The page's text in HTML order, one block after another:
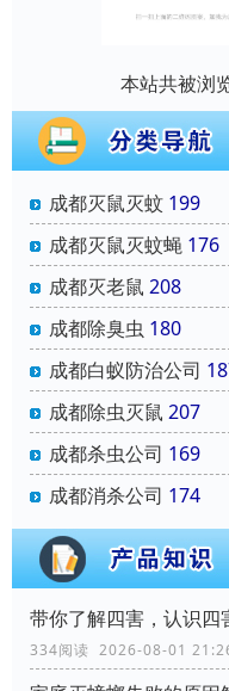
本站共被浏
成都灭鼠灭蚊 199
成都灭鼠灭蚊蝇 176
成都灭老鼠 208
成都除臭虫 180
成都白蚁防治公司
成都除虫灭鼠 207
成都杀虫公司 169
成都消杀公司 174
带你了解四害，认识四
334阅读 2026-08-01